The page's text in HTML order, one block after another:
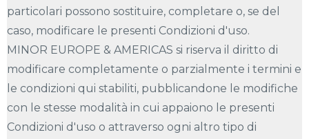
particolari possono sostituire, completare o, se del
caso, modificare le presenti Condizioni d'uso.
MINOR EUROPE & AMERICAS si riserva il diritto di
modificare completamente o parzialmente i termini e
le condizioni qui stabiliti, pubblicandone le modifiche
con le stesse modalità in cui appaiono le presenti
Condizioni d'uso o attraverso ogni altro tipo di